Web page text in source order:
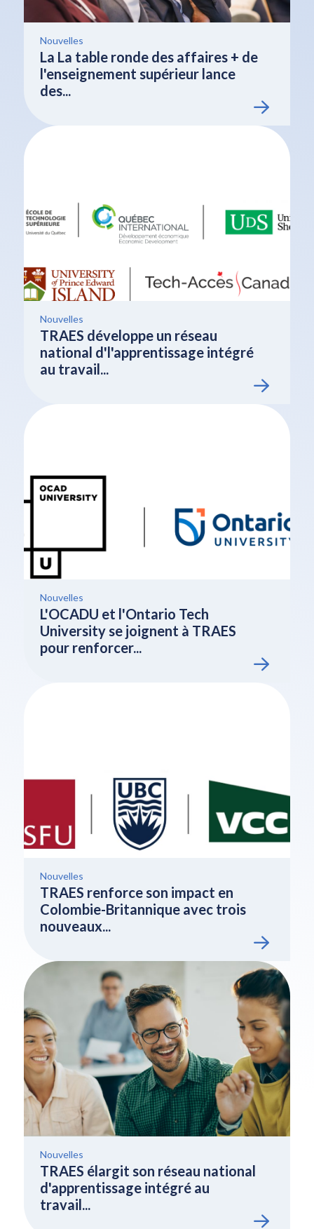
Nouvelles
La La table ronde des affaires + de
l'enseignement supérieur lance
des...
Nouvelles
TRAES développe un réseau
national d'l'apprentissage intégré
au travail...
Nouvelles
L'OCADU et l'Ontario Tech
University se joignent à TRAES
pour renforcer...
Nouvelles
TRAES renforce son impact en
Colombie-Britannique avec trois
nouveaux...
Nouvelles
TRAES élargit son réseau national
d'apprentissage intégré au
travail...